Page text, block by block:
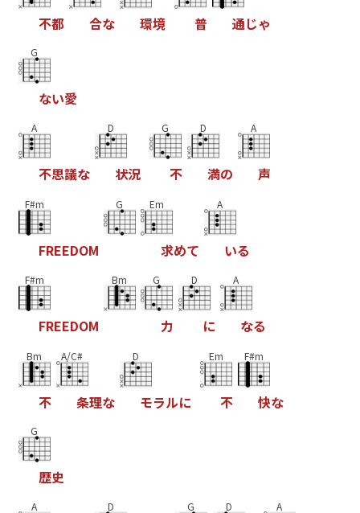
不都 合な 環境 普 通じゃ
G
ない愛
A
不思議な
D
状況
G
不
D
満の
A
声
F#m
FREEDOM
G Em
求めて
A
いる
F#m
FREEDOM
Bm G
力
D
に
A
なる
Bm
不
A/C#
条理な
D
モラルに
Em
不
F#m
快な
G
歴史
A D G D A